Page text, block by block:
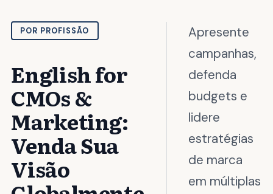
POR PROFISSÃO
English for
CMOs &
Marketing:
Venda Sua
Visão
Apresente
campanhas,
defenda
budgets e
lidere
estratégias
de marca
em múltiplas